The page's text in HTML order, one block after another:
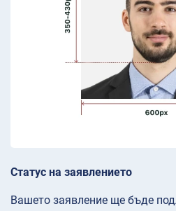
Статус на заявлението
Вашето заявление ще бъде